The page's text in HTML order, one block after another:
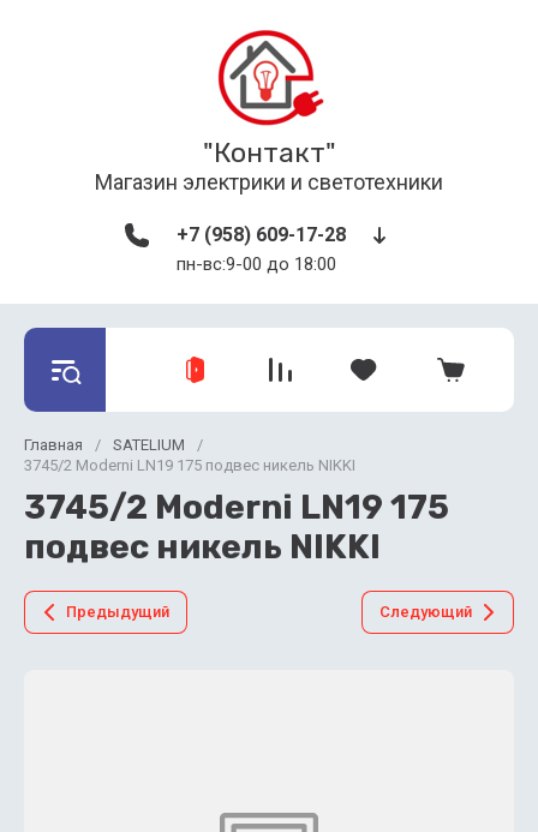
"Контакт"
Магазин электрики и светотехники
+7 (958) 609-17-28
пн-вс:9-00 до 18:00
Главная / SATELIUM
/
3745/2 Moderni LN19 175 подвес никель NIKKI
3745/2 Moderni LN19 175
подвес никель NIKKI
Предыдущий Следующий